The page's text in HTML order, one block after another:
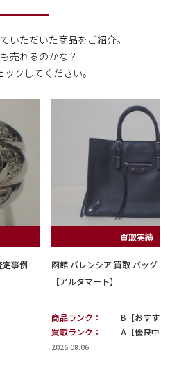
いただいた商品をご紹介。
売れるのかな？
クしてください。
定事例
買取実績
函館 バレンシア 買取 バッグ｜
【アルタマート】
商品ランク：
B【おすすめ
買取ランク：
A【優良中古
2026.08.06